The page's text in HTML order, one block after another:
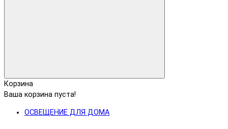
Корзина
Ваша корзина пуста!
ОСВЕЩЕНИЕ ДЛЯ ДОМА